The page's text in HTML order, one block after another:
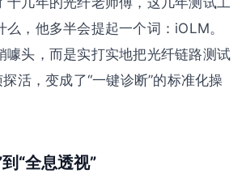
，他多半会提起一个词：iOLM。
噱头，而是实打实地把光纤链路测试
探活，变成了“一键诊断”的标准化操
“全息透视”